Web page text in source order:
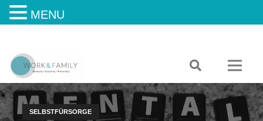
SELBSTFÜRSORGE
MENU